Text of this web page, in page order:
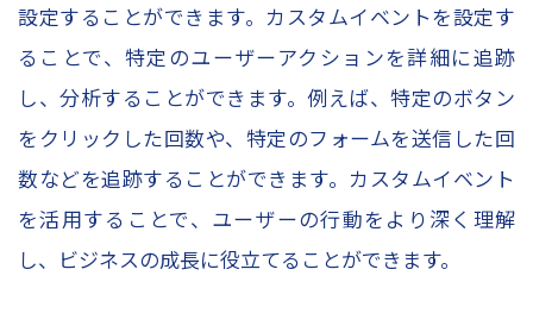
設定することができます。カスタムイベントを設定す
ることで、特定のユーザーアクションを詳細に追跡
し、分析することができます。例えば、特定のボタン
をクリックした回数や、特定のフォームを送信した回
数などを追跡することができます。カスタムイベント
を活用することで、ユーザーの行動をより深く理解
し、ビジネスの成長に役立てることができます。